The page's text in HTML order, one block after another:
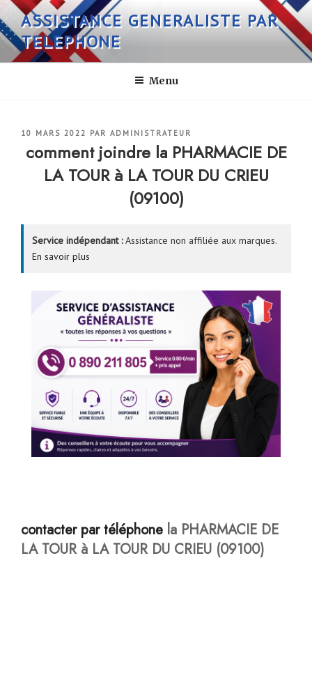
Aller
au
contenu
principal
ASSISTANCE GENERALISTE PAR
TELEPHONE
Menu
PUBLIÉ
10 MARS 2022 PAR ADMINISTRATEUR
comment joindre la PHARMACIE DE
LA TOUR à LA TOUR DU CRIEU
(09100)
Service indépendant :Assistance non affiliée aux marques.
En savoir plus
contacter par téléphone la PHARMACIE DE
LA TOUR à LA TOUR DU CRIEU (09100)